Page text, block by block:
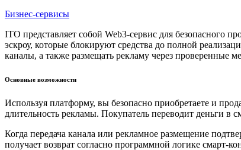
Бизнес-сервисы
ITO представляет собой Web3-сервис для безопасного
эскроу, которые блокируют средства до полной
каналы, а также размещать рекламу через проверенные
Основные возможности
Используя платформу, вы безопасно приобретаете и
длительность рекламы. Покупатель переводит деньги в
Когда передача канала или рекламное размещение
получает возврат согласно программной логике смарт-